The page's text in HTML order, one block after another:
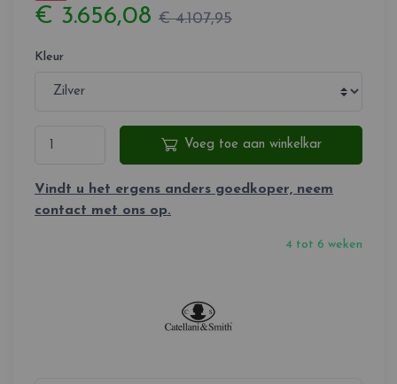
€ 3.656,08 € 4.107,95
Kleur
Voeg toe aan winkelkar
Vindt u het ergens anders goedkoper, neem
contact met ons op.
4 tot 6 weken